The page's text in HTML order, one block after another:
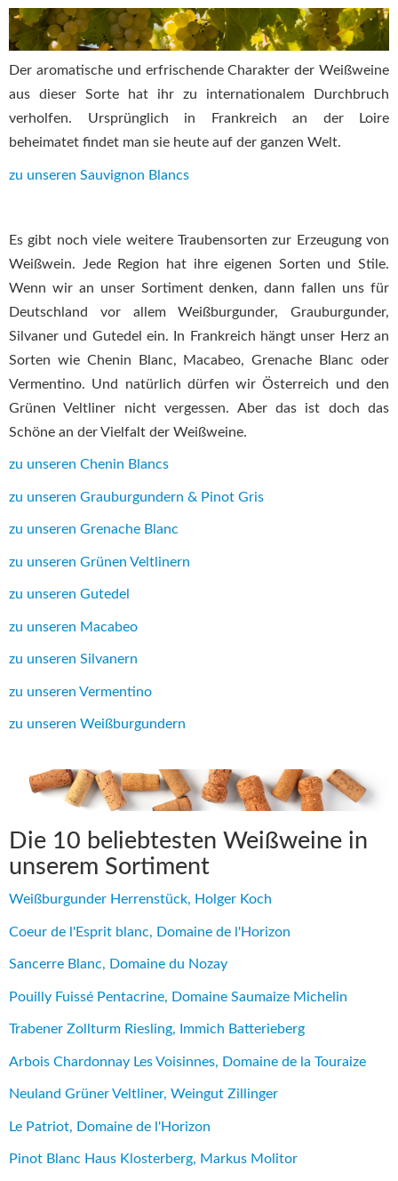
Der aromatische und erfrischende Charakter der Weißweine
aus dieser Sorte hat ihr zu internationalem Durchbruch
verholfen. Ursprünglich in Frankreich an der Loire
beheimatet findet man sie heute auf der ganzen Welt.
zu unseren Sauvignon Blancs
Es gibt noch viele weitere Traubensorten zur Erzeugung von
Weißwein. Jede Region hat ihre eigenen Sorten und Stile.
Wenn wir an unser Sortiment denken, dann fallen uns für
Deutschland vor allem Weißburgunder, Grauburgunder,
Silvaner und Gutedel ein. In Frankreich hängt unser Herz an
Sorten wie Chenin Blanc, Macabeo, Grenache Blanc oder
Vermentino. Und natürlich dürfen wir Österreich und den
Grünen Veltliner nicht vergessen. Aber das ist doch das
Schöne an der Vielfalt der Weißweine.
zu unseren Chenin Blancs
zu unseren Grauburgundern & Pinot Gris
zu unseren Grenache Blanc
zu unseren Grünen Veltlinern
zu unseren Gutedel
zu unseren Macabeo
zu unseren Silvanern
zu unseren Vermentino
zu unseren Weißburgundern
Die 10 beliebtesten Weißweine in
unserem Sortiment
Weißburgunder Herrenstück, Holger Koch
Coeur de l'Esprit blanc, Domaine de l'Horizon
Sancerre Blanc, Domaine du Nozay
Pouilly Fuissé Pentacrine, Domaine Saumaize Michelin
Trabener Zollturm Riesling, Immich Batterieberg
Arbois Chardonnay Les Voisinnes, Domaine de la Touraize
Neuland Grüner Veltliner, Weingut Zillinger
Le Patriot, Domaine de l'Horizon
Pinot Blanc Haus Klosterberg, Markus Molitor